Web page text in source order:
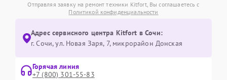
Отправляя заявку на ремонт техники Kitfort, Вы соглашаетесь с
Политикой конфиденциальности
Адрес сервисного центра Kitfort в Сочи:
г. Сочи, ул. Новая Заря, 7, микрорайон Донская
Горячая линия
+7 (800) 301-55-83